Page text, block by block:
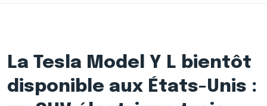
La Tesla Model Y L bientôt
disponible aux États-Unis :